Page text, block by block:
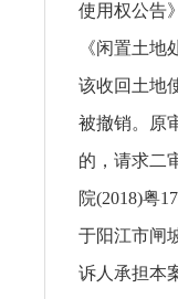
使用权公告
《闲置土
该收回土地
被撤销。原
的，请求二
院(2018)粤
于阳江市闸
诉人承担本